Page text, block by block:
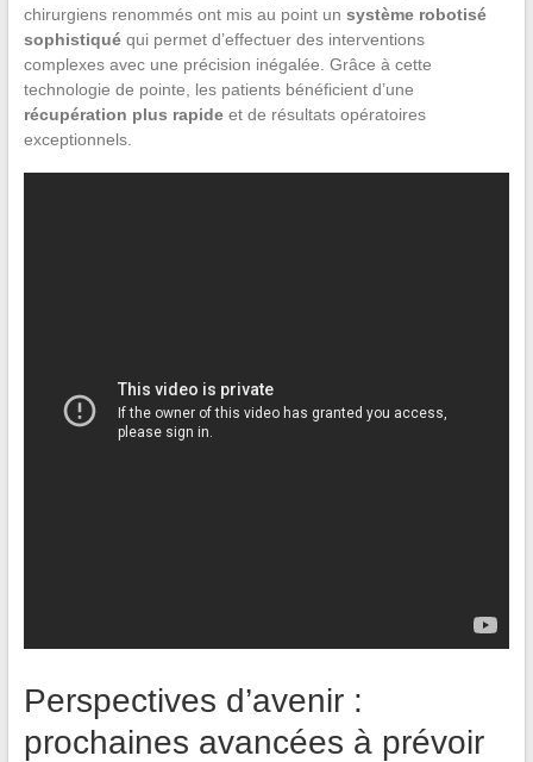
chirurgiens renommés ont mis au point un système robotisé
sophistiquéqui permet d’effectuer des interventions
complexes avec une précision inégalée. Grâce à cette
technologie de pointe, les patients bénéficient d’une
récupération plus rapideet de résultats opératoires
exceptionnels.
Perspectives d’avenir :
prochaines avancées à prévoir